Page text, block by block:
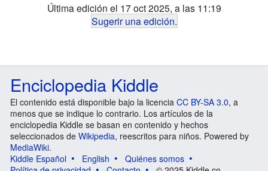
Última edición el 17 oct 2025, a las 11:19
Sugerir una edición.
Enciclopedia Kiddle
El contenido está disponible bajo la licencia CC BY-SA 3.0, a
menos que se indique lo contrario. Los artículos de la
enciclopedia Kiddle se basan en contenido y hechos
seleccionados de Wikipedia, reescritos para niños. Powered by
MediaWiki.
Kiddle Español
English
Quiénes somos